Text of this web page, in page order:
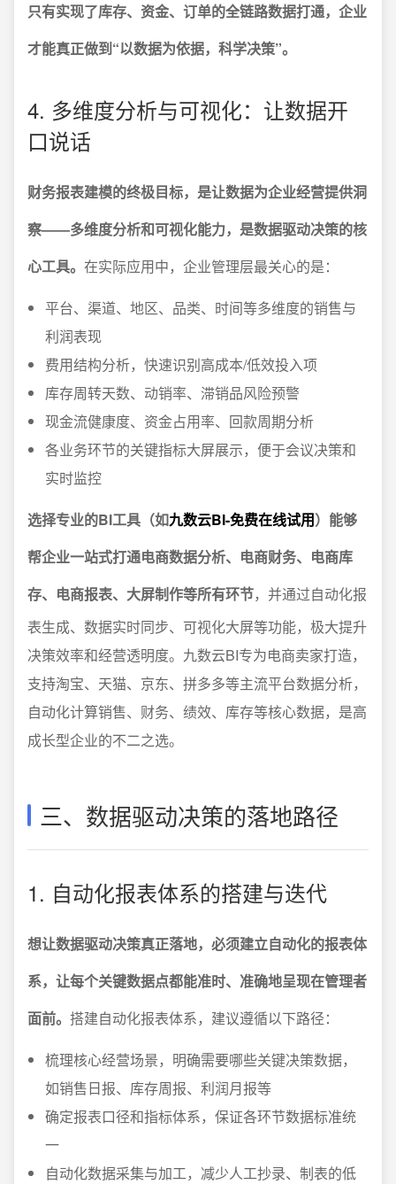
只有实现了库存、资金、订单的全链路数据打通，企业
才能真正做到“以数据为依据，科学决策”。
4. 多维度分析与可视化：让数据开
口说话
财务报表建模的终极目标，是让数据为企业经营提供洞
察——多维度分析和可视化能力，是数据驱动决策的核
心工具。 在实际应用中，企业管理层最关心的是：
平台、渠道、地区、品类、时间等多维度的销售与
利润表现
费用结构分析，快速识别高成本/低效投入项
库存周转天数、动销率、滞销品风险预警
现金流健康度、资金占用率、回款周期分析
各业务环节的关键指标大屏展示，便于会议决策和
实时监控
选择专业的BI工具（如九数云BI-免费在线试用）能够
帮企业一站式打通电商数据分析、电商财务、电商库
存、电商报表、大屏制作等所有环节，并通过自动化报
表生成、数据实时同步、可视化大屏等功能，极大提升
决策效率和经营透明度。九数云BI专为电商卖家打造，
支持淘宝、天猫、京东、拼多多等主流平台数据分析，
自动化计算销售、财务、绩效、库存等核心数据，是高
成长型企业的不二之选。
三、数据驱动决策的落地路径
1. 自动化报表体系的搭建与迭代
想让数据驱动决策真正落地，必须建立自动化的报表体
系，让每个关键数据点都能准时、准确地呈现在管理者
面前。 搭建自动化报表体系，建议遵循以下路径：
梳理核心经营场景，明确需要哪些关键决策数据，
如销售日报、库存周报、利润月报等
确定报表口径和指标体系，保证各环节数据标准统
一
自动化数据采集与加工，减少人工抄录、制表的低